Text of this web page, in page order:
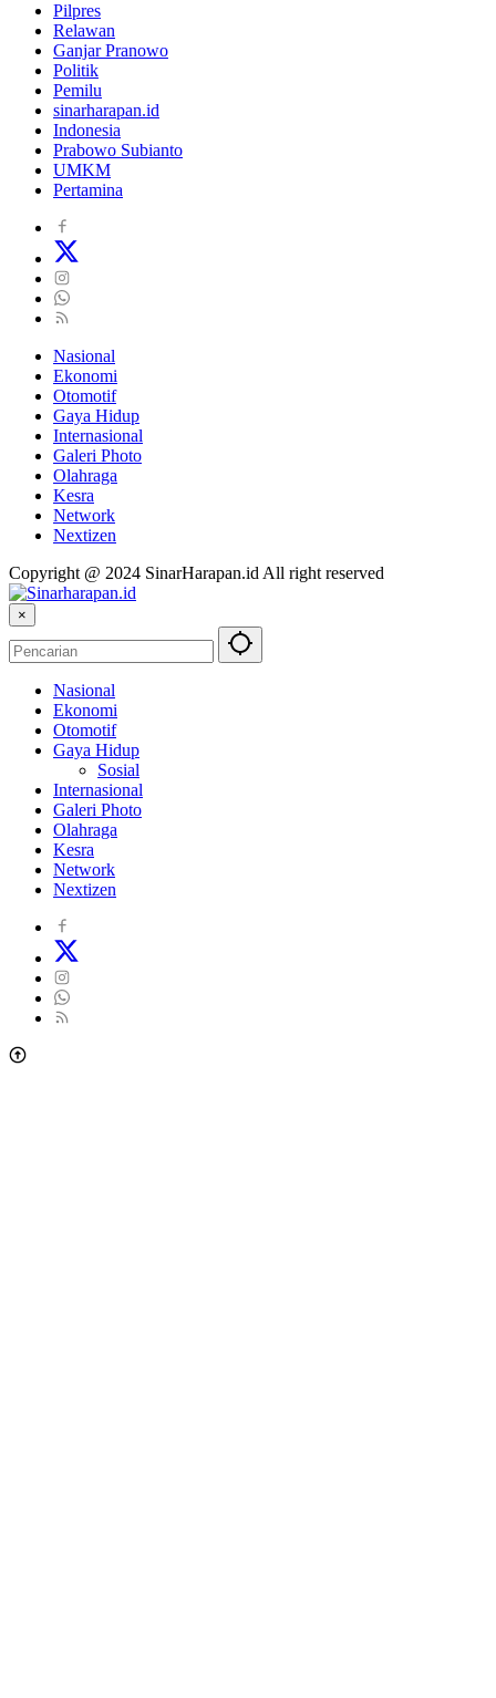
Pilpres
Relawan
Ganjar Pranowo
Politik
Pemilu
sinarharapan.id
Indonesia
Prabowo Subianto
UMKM
Pertamina
Nasional
Ekonomi
Otomotif
Gaya Hidup
Internasional
Galeri Photo
Olahraga
Kesra
Network
Nextizen
Copyright @ 2024 SinarHarapan.id All right reserved
×
Nasional
Ekonomi
Otomotif
Gaya Hidup
Sosial
Internasional
Galeri Photo
Olahraga
Kesra
Network
Nextizen